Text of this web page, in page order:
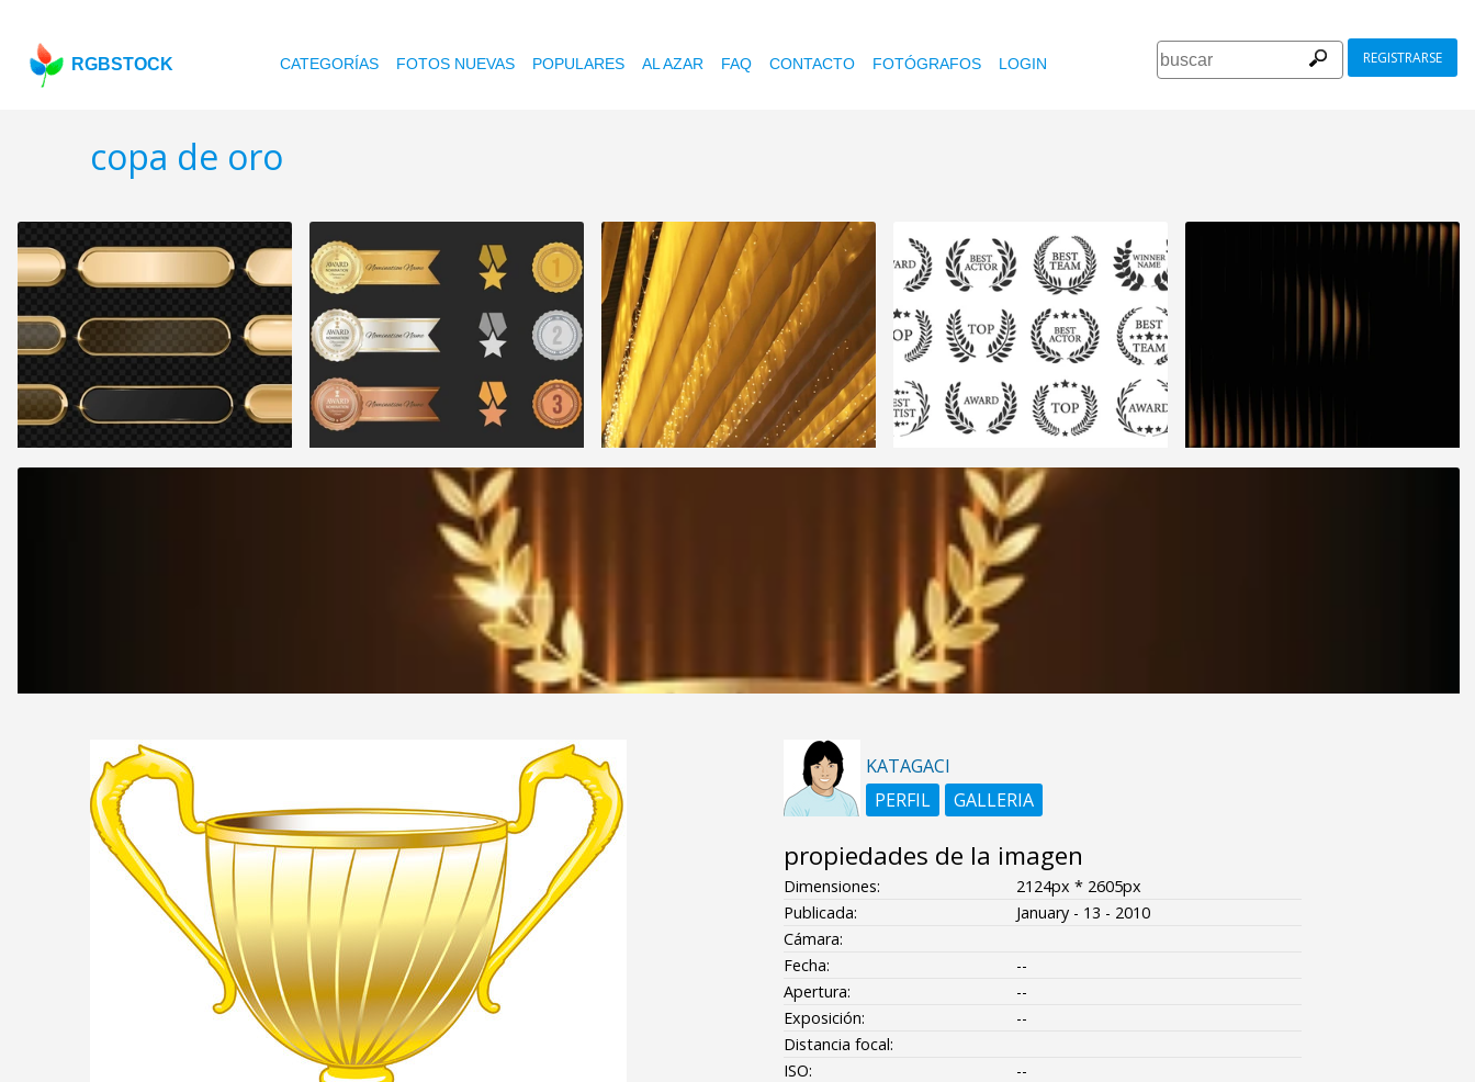
RGBSTOCK CATEGORÍAS FOTOS NUEVAS POPULARES AL AZAR FAQ CONTACTO FOTÓGRAFOS LOGIN REGISTRARSE
copa de oro
KATAGACI
PERFIL
GALLERIA
propiedades de la imagen
Dimensiones:
2124px * 2605px
Publicada:
January - 13 - 2010
Cámara:
Fecha:
--
Apertura:
--
Exposición:
--
Distancia focal:
ISO:
--